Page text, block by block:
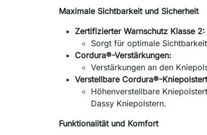
Maximale Sichtbarkeit und Sicherheit
Zertifizierter Warnschutz Klasse 2:
Sorgt für optimale
Cordura®-Verstärkungen:
Verstärkungen an den
Verstellbare Cordura®-
Höhenverstellbare
Dassy Kniepolstern.
Funktionalität und Komfort